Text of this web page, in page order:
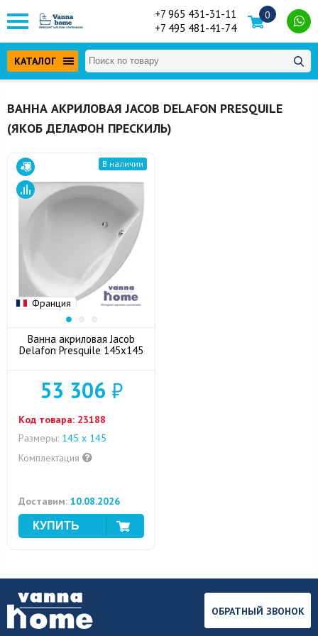
+7 965 431-31-11
+7 495 481-41-74
0
КАТАЛОГ
ВАННА АКРИЛОВАЯ JACOB DELAFON PRESQUILE
(ЯКОБ ДЕЛАФОН ПРЕСКИЛЬ)
Франция
В наличии
Ванна акриловая Jacob
Delafon Presquile 145x145
53 306 ₽
Код товара: 23188
Размеры: 145 х 145
Комплектация
Доставим: 10.08.2026
ОБРАТНЫЙ ЗВОНОК